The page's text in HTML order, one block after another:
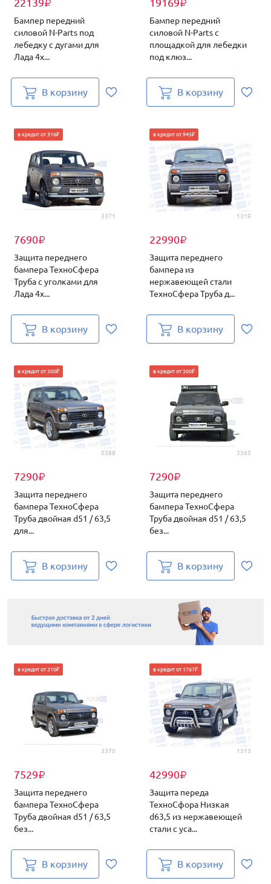
₽
Бампер передний
силовой N-Parts под
лебедку с дугами для
Лада 4х...
В корзину
₽
Бампер передний
силовой N-Parts с
площадкой для лебедки
под клюз...
В корзину
3371
7690₽
в кредит от 316₽
Защита переднего
бампера ТехноСфера
Труба с уголками для
Лада 4х...
В корзину
1319
22990₽
в кредит от 945₽
Защита переднего
бампера из
нержавеющей стали
ТехноСфера Труба д...
В корзину
0388
7290₽
в кредит от 300₽
Защита переднего
бампера ТехноСфера
Труба двойная d51 / 63,5
для...
В корзину
3365
7290₽
в кредит от 300₽
Защита переднего
бампера ТехноСфера
Труба двойная d51 / 63,5
без...
В корзину
3370
7529₽
в кредит от 310₽
Защита переднего
бампера ТехноСфера
Труба двойная d51 / 63,5
без...
В корзину
1313
42990₽
в кредит от 1767₽
Защита переда
ТехноСфора Низкая
d63,5 из нержавеющей
стали с уса...
В корзину